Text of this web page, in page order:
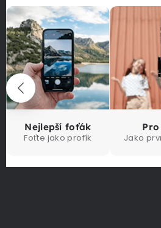
Nejlepší foťák
Foťte jako profík
Jako